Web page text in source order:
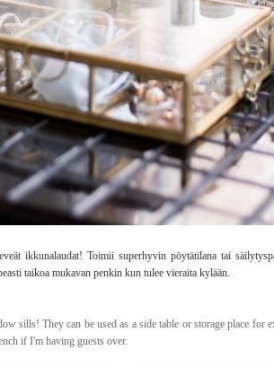
ikkunalaudat! Toimii superhyvin pöytätilana tai
taikoa mukavan penkin kun tulee vieraita kylään.
They can be used as a side table or storage place for
if I'm having guests over.